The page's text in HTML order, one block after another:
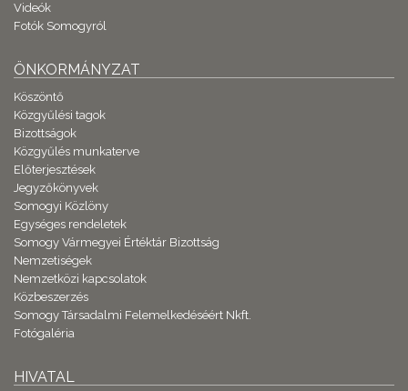
Videók
Fotók Somogyról
ÖNKORMÁNYZAT
Köszöntő
Közgyűlési tagok
Bizottságok
Közgyűlés munkaterve
Előterjesztések
Jegyzőkönyvek
Somogyi Közlöny
Egységes rendeletek
Somogy Vármegyei Értéktár Bizottság
Nemzetiségek
Nemzetközi kapcsolatok
Közbeszerzés
Somogy Társadalmi Felemelkedéséért Nkft.
Fotógaléria
HIVATAL